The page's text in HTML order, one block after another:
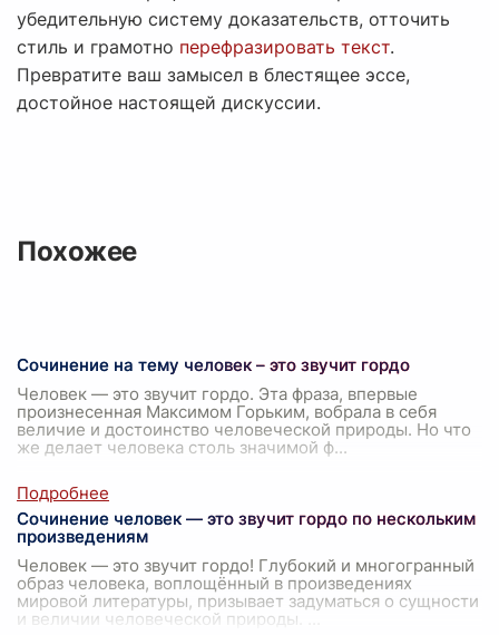
убедительную систему доказательств, отточить
стиль и грамотно перефразировать текст.
Превратите ваш замысел в блестящее эссе,
достойное настоящей дискуссии.
Похожее
Сочинение на тему человек – это звучит гордо
Человек — это звучит гордо. Эта фраза, впервые
произнесенная Максимом Горьким, вобрала в себя
величие и достоинство человеческой природы. Но что
же делает человека столь значимой ф...
Сочинение человек — это звучит гордо по нескольким
произведениям
Человек — это звучит гордо! Глубокий и многогранный
образ человека, воплощённый в произведениях
мировой литературы, призывает задуматься о сущности
и величии человеческой природы.